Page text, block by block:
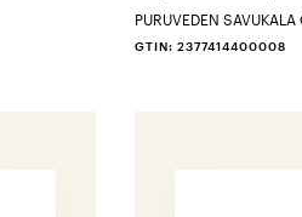
PURUVEDEN SAVUKALA
GTIN: 2377414400008